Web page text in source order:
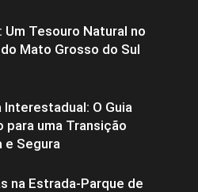
Um Tesouro Natural no
Mato Grosso do Sul
Interestadual: O Guia
para uma Transição
e Segura
na Estrada-Parque de